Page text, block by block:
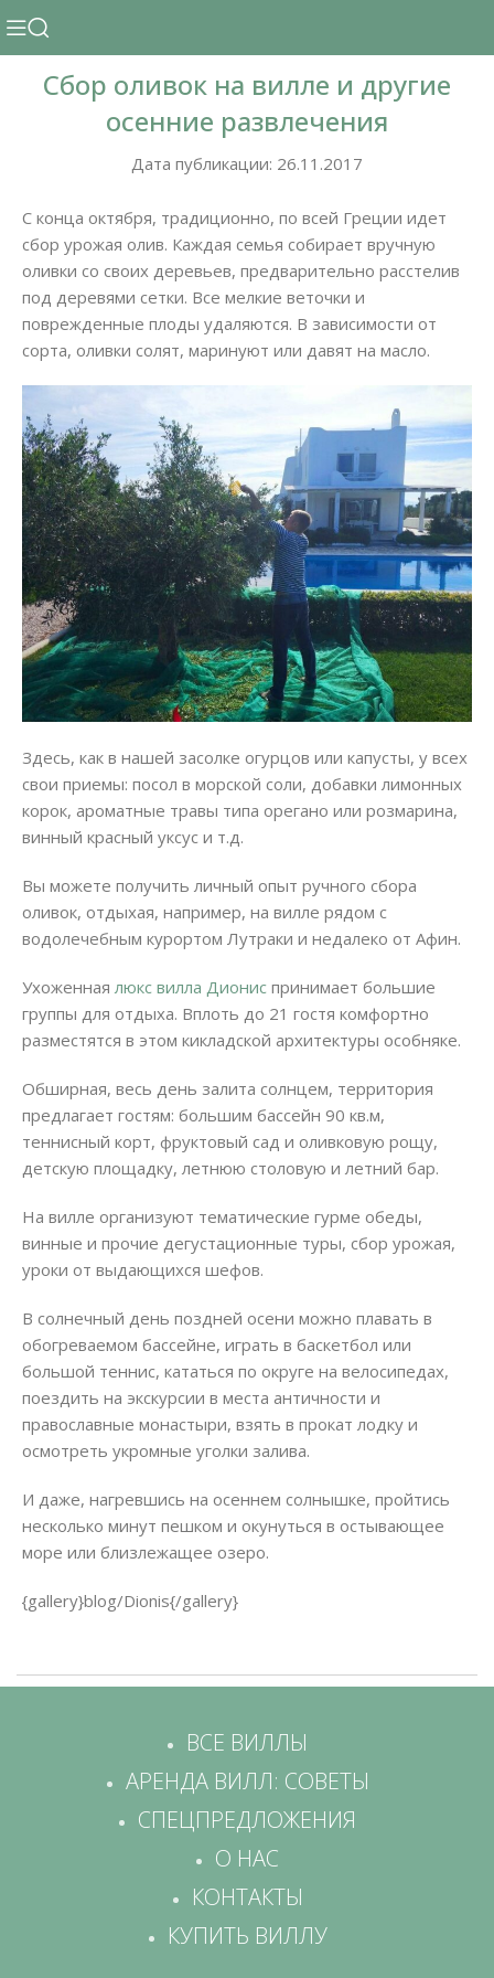
Сбор оливок на вилле и другие
осенние развлечения
Дата публикации: 26.11.2017
С конца октября, традиционно, по всей Греции идет
сбор урожая олив. Каждая семья собирает вручную
оливки со своих деревьев, предварительно расстелив
под деревями сетки. Все мелкие веточки и
поврежденные плоды удаляются. В зависимости от
сорта, оливки солят, маринуют или давят на масло.
Здесь, как в нашей засолке огурцов или капусты, у всех
свои приемы: посол в морской соли, добавки лимонных
корок, ароматные травы типа орегано или розмарина,
винный красный уксус и т.д.
Вы можете получить личный опыт ручного сбора
оливок, отдыхая, например, на вилле рядом с
водолечебным курортом Лутраки и недалеко от Афин.
Ухоженная люкс вилла Дионис принимает большие
группы для отдыха. Вплоть до 21 гостя комфортно
разместятся в этом кикладской архитектуры особняке.
Обширная, весь день залита солнцем, территория
предлагает гостям: большим бассейн 90 кв.м,
теннисный корт, фруктовый сад и оливковую рощу,
детскую площадку, летнюю столовую и летний бар.
На вилле организуют тематические гурме обеды,
винные и прочие дегустационные туры, сбор урожая,
уроки от выдающихся шефов.
В солнечный день поздней осени можно плавать в
обогреваемом бассейне, играть в баскетбол или
большой теннис, кататься по округе на велосипедах,
поездить на экскурсии в места античности и
православные монастыри, взять в прокат лодку и
осмотреть укромные уголки залива.
И даже, нагревшись на осеннем солнышке, пройтись
несколько минут пешком и окунуться в остывающее
море или близлежащее озеро.
{gallery}blog/Dionis{/gallery}
ВСЕ ВИЛЛЫ
АРЕНДА ВИЛЛ: СОВЕТЫ
СПЕЦПРЕДЛОЖЕНИЯ
О НАС
КОНТАКТЫ
КУПИТЬ ВИЛЛУ